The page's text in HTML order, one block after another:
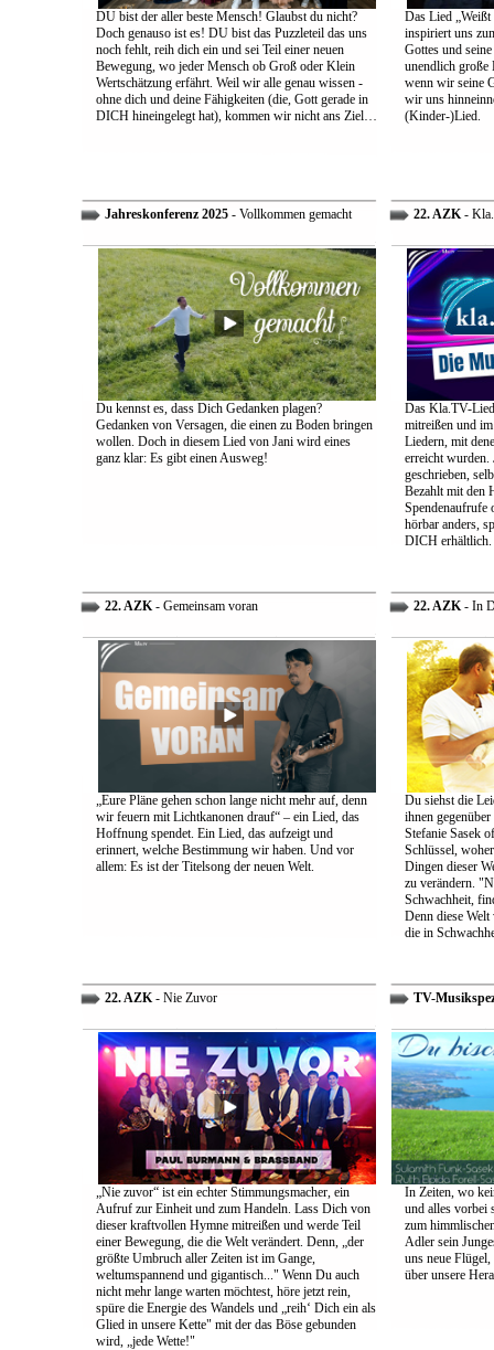
DU bist der aller beste Mensch! Glaubst du nicht?
Doch genauso ist es! DU bist das Puzzleteil das uns
noch fehlt, reih dich ein und sei Teil einer neuen
Bewegung, wo jeder Mensch ob Groß oder Klein
Wertschätzung erfährt. Weil wir alle genau wissen -
ohne dich und deine Fähigkeiten (die, Gott gerade in
DICH hineingelegt hat), kommen wir nicht ans Ziel…
Das Lied
inspiriert uns
Gottes und
unendlich große
wenn wir seine
wir uns
(Kinder-)Lied.
Jahreskonferenz 2025- Vollkommen gemacht
Du kennst es, dass Dich Gedanken plagen?
Gedanken von Versagen, die einen zu Boden bringen
wollen. Doch in diesem Lied von Jani wird eines
ganz klar: Es gibt einen Ausweg!
22. AZK-
Das Kla.TV-
mitreißen und
Liedern, mit
erreicht wurden.
geschrieben,
Bezahlt mit den
Spendenaufrufe
hörbar anders,
DICH erhältlich.
22. AZK- Gemeinsam voran
„Eure Pläne gehen schon lange nicht mehr auf, denn
wir feuern mit Lichtkanonen drauf“ – ein Lied, das
Hoffnung spendet. Ein Lied, das aufzeigt und
erinnert, welche Bestimmung wir haben. Und vor
allem: Es ist der Titelsong der neuen Welt.
22. AZK- In
Du siehst die
ihnen
Stefanie Sasek
Schlüssel,
Dingen dieser
zu verändern.
Schwachheit,
Denn diese Welt
die in
22. AZK- Nie Zuvor
„Nie zuvor“ ist ein echter Stimmungsmacher, ein
Aufruf zur Einheit und zum Handeln. Lass Dich von
dieser kraftvollen Hymne mitreißen und werde Teil
einer Bewegung, die die Welt verändert. Denn, „der
größte Umbruch aller Zeiten ist im Gange,
weltumspannend und gigantisch..." Wenn Du auch
nicht mehr lange warten möchtest, höre jetzt rein,
spüre die Energie des Wandels und „reih‘ Dich ein als
Glied in unsere Kette" mit der das Böse gebunden
wird, „jede Wette!"
TV-
In Zeiten, wo
und alles vorbei
zum
Adler sein
uns neue
über unsere